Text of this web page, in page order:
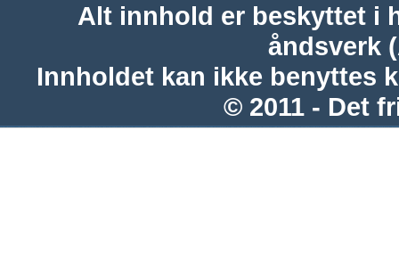
Alt innhold er beskyttet i
åndsverk
Innholdet kan ikke benyttes
© 2011 - Det